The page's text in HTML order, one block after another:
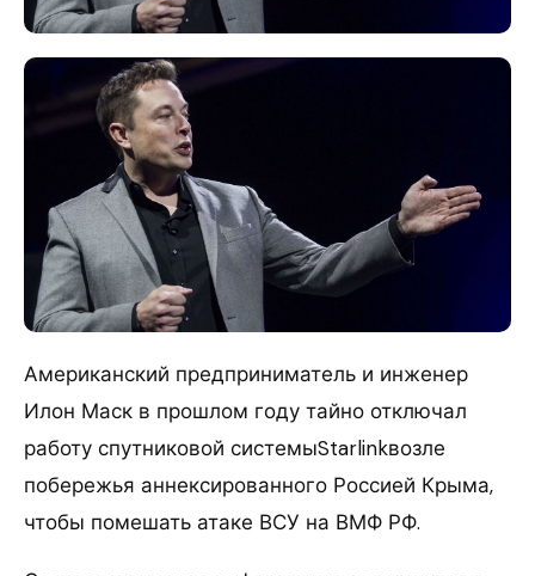
Американский предприниматель и инженер
Илон Маск в прошлом году тайно отключал
работу спутниковой системыStarlinkвозле
побережья аннексированного Россией Крыма,
чтобы помешать атаке ВСУ на ВМФ РФ.